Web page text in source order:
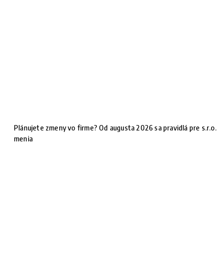
Plánujete zmeny vo firme? Od augusta 2026 sa pravidlá pre s.r.o.
menia